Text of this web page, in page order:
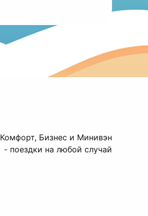
Комфорт, Бизнес и Минивэн
- поездки на любой случай